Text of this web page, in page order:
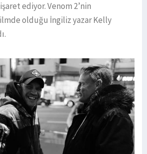
ediyor. Venom 2’nin
olduğu İngiliz yazar Kelly